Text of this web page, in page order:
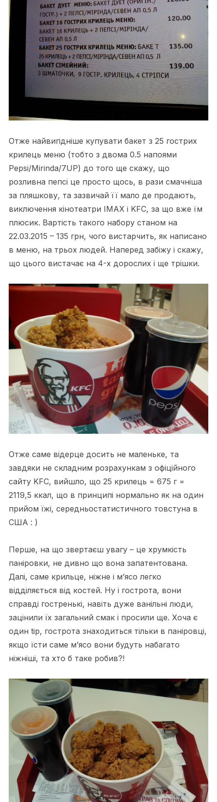
Отже найвигідніше купувати бакет з 25 гострих
крилець меню (тобто з двома 0.5 напоями
Pepsi/Mirinda/7UP) до того ще скажу, що
розливна пепсі це просто щось, в рази смачніша
за пляшкову, та зазвичай її мало де продають,
виключення кінотеатри IMAX і KFC, за що вже їм
плюсик. Вартість такого набору станом на
22.03.2015 – 135 грн, чого вистарчить, як написано
в меню, на трьох людей. Наперед забіжу і скажу,
що цього вистачає на 4-х дорослих і ще трішки.
Отже саме відерце досить не маленьке, та
завдяки не складним розрахункам з офіційного
сайту KFC, вийшло, що 25 крилець = 675 г =
2119,5 ккал, що в принципі нормально як на один
прийом їжі, середньостатистичного товстуна в
США : )
Перше, на що звертаєш увагу – це хрумкість
паніровки, не дивно що вона запатентована.
Далі, саме крильце, ніжне і м’ясо легко
відділяється від костей. Ну і гострота, вони
справді гостренькі, навіть дуже ванільні люди,
зацінили їх загальний смак і просили ще. Хоча є
один tip, гострота знаходиться тільки в паніровці,
якщо їсти саме м’ясо вони будуть набагато
ніжніші, та хто б таке робив?!